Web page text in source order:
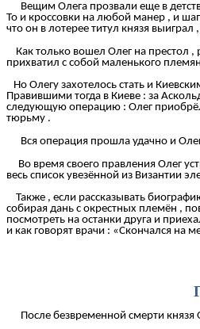
Вещим Олега прозвали еще в
То и кроссовки на любой манер , и
что он в лотерее титул князя выиграл
Как только вошел Олег на престол ,
прихватил с собой маленького
Но Олегу захотелось стать и
Правившими тогда в Киеве : за
следующую операцию : Олег
тюрьму .
Вся операция прошла удачно и
Во время своего правления Олег
весь список увезённой из Византии
Также , если рассказывать
собирая дань с окрестных племён ,
посмотреть на останки друга и
и как говорят врачи : «Скончался на
После безвременной смерти князя